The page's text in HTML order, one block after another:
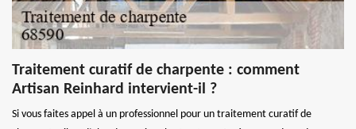
Traitement curatif de charpente : comment
Artisan Reinhard intervient-il ?
Si vous faites appel à un professionnel pour un traitement curatif de